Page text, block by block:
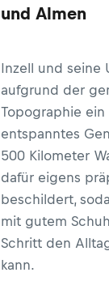
und Almen
Inzell und seine
aufgrund der
Topographie ein
entspanntes
500 Kilometer
dafür eigens
beschildert,
mit gutem
Schritt den
kann.